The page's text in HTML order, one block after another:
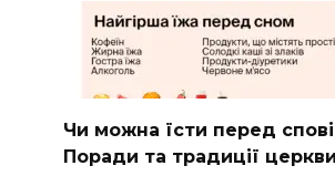
Чи можна їсти перед
Поради та традиції церкви